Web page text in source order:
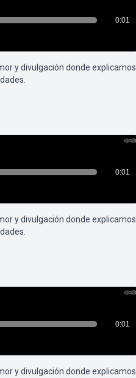
y divulgación donde explicamos
y divulgación donde explicamos
y divulgación donde explicamos